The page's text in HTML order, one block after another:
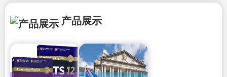
产品展示